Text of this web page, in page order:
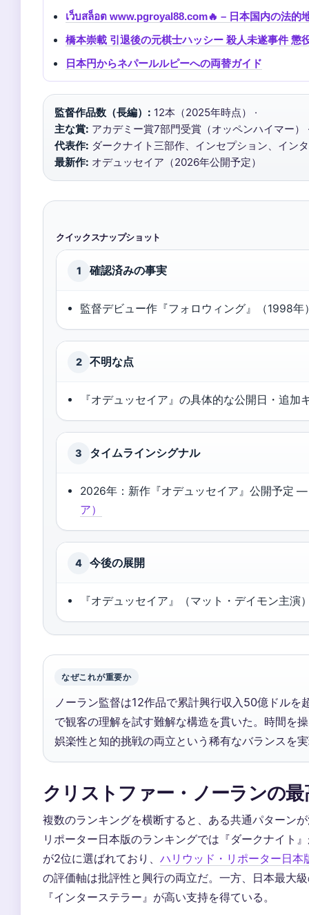
เว็บสล็อต www.pgroyal88.com🔥 – 日本国内の法的
橋本崇載 引退後の元棋士ハッシー 殺人未遂事件 懲
日本円からネパールルピーへの両替ガイド
監督作品数（長編）: 12本（2025年時点） ·
主な賞: アカデミー賞7部門受賞（オッペンハイマー）
代表作: ダークナイト三部作、インセプション、イン
最新作: オデュッセイア（2026年公開予定）
クイックスナップショット
1 確認済みの事実
監督デビュー作『フォロウィング』（1998
2 不明な点
『オデュッセイア』の具体的な公開日・追加
3 タイムラインシグナル
2026年：新作『オデュッセイア』公開予定
ア）
4 今後の展開
『オデュッセイア』（マット・デイモン主演
なぜこれが重要か
ノーラン監督は12作品で累計興行収入50億ドルを
で観客の理解を試す難解な構造を貫いた。時間を
娯楽性と知的挑戦の両立という稀有なバランスを
クリストファー・ノーランの
複数のランキングを横断すると、ある共通パターン
リポーター日本版のランキングでは『ダークナイト
が2位に選ばれており、 ハリウッド・リポーター日本
の評価軸は批評性と興行の両立だ。一方、日本最大
『インターステラー』が高い支持を得ている。